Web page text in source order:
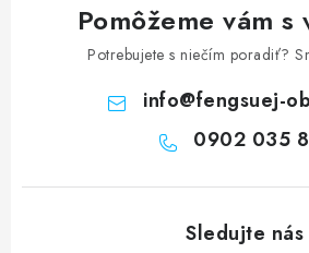
Pomôžeme vám s
Potrebujete s niečím poradiť?
info@fengsuej-
0902 035